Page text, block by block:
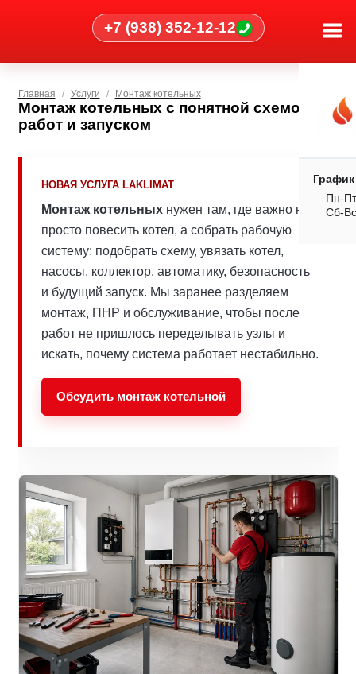
+7 (938) 352-12-12
Пн-
Сб-
Главная Услуги Монтаж котельных
Монтаж котельных с понятной схемой
работ и запуском
НОВАЯ УСЛУГА LAKLIMAT
Монтаж котельныхнужен там, где важно не
просто повесить котел, а собрать рабочую
систему: подобрать схему, увязать котел,
насосы, коллектор, автоматику, безопасность
и будущий запуск. Мы заранее разделяем
монтаж, ПНР и обслуживание, чтобы после
работ не пришлось переделывать узлы и
искать, почему система работает нестабильно.
Обсудить монтаж котельной